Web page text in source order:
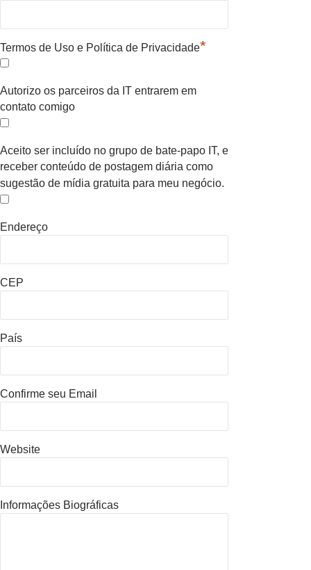
Termos de Uso e Política de Privacidade*
Autorizo os parceiros da IT entrarem em
contato comigo
Aceito ser incluído no grupo de bate-papo IT, e
receber conteúdo de postagem diária como
sugestão de mídia gratuita para meu negócio.
Endereço
CEP
País
Confirme seu Email
Website
Informações Biográficas